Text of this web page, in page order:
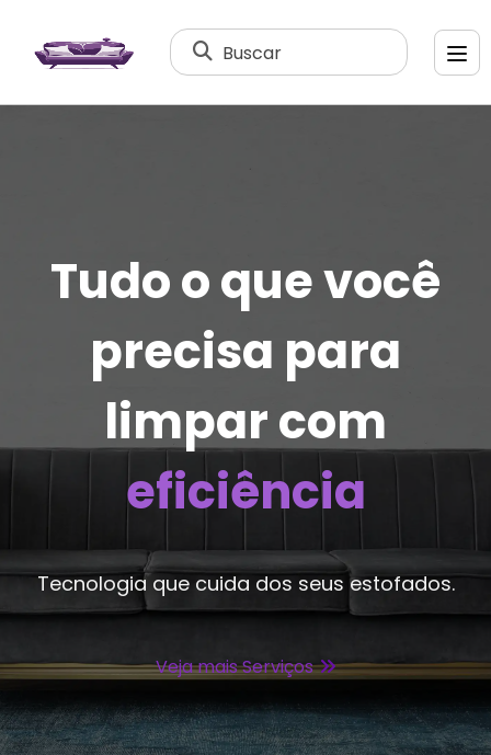
Buscar
Tudo o que você
precisa para
limpar com
confiança
Tecnologia que cuida dos seus estofados.
Veja mais Serviços